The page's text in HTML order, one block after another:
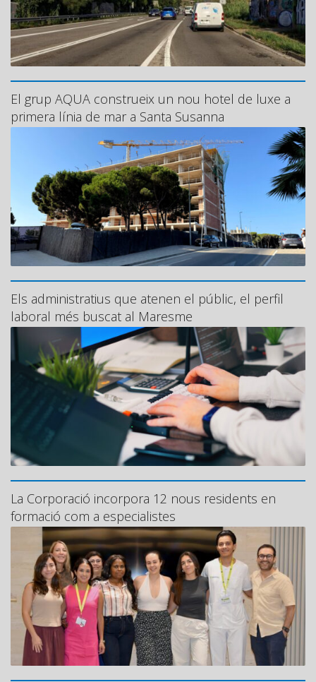
El grup AQUA construeix un nou hotel de luxe a
primera línia de mar a Santa Susanna
Els administratius que atenen el públic, el perfil
laboral més buscat al Maresme
La Corporació incorpora 12 nous residents en
formació com a especialistes